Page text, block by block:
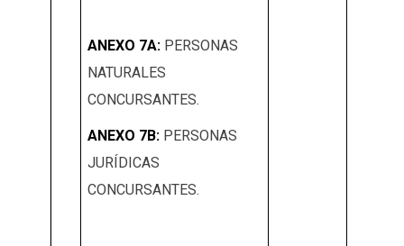
ANEXO 7A:PERSONAS
NATURALES
CONCURSANTES.
ANEXO 7B:PERSONAS
JURÍDICAS
CONCURSANTES.